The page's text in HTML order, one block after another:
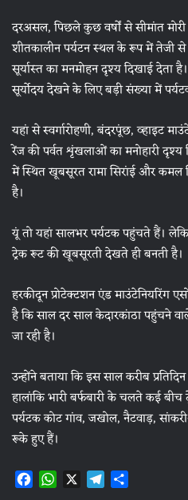
दरअसल, पिछले कुछ वर्षों से सीमांत
शीतकालीन पर्यटन स्थल के रूप में तेजी
सूर्यास्त का मनमोहन दृश्य दिखाई देता
सूर्याेदय देखने के लिए बड़ी संख्या में
यहां से स्वर्गारोहणी, बंदरपूंछ, व्हाइट
रेंज की पर्वत शृंखलाओं का मनोहारी दृश्य
में स्थित खूबसूरत रामा सिरांई और कमल
है।
यूं तो यहां सालभर पर्यटक पहुंचते हैं।
ट्रेक रूट की खूबसूरती देखते ही बनती है।
हरकीदून प्रोटेक्टशन एंड माउंटेनियरिंग
है कि साल दर साल केदारकांठा पहुंचने
जा रही है।
उन्होंने बताया कि इस साल करीब
हालांकि भारी बर्फबारी के चलते कई
पर्यटक कोट गांव, जखोल, नैटवाड़,
रूके हुए हैं।
F W X T